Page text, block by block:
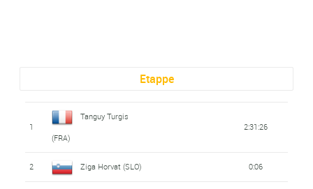
Etappe
1
Tanguy Turgis
(FRA)
2:31:26
2 Ziga Horvat (SLO) 0:06